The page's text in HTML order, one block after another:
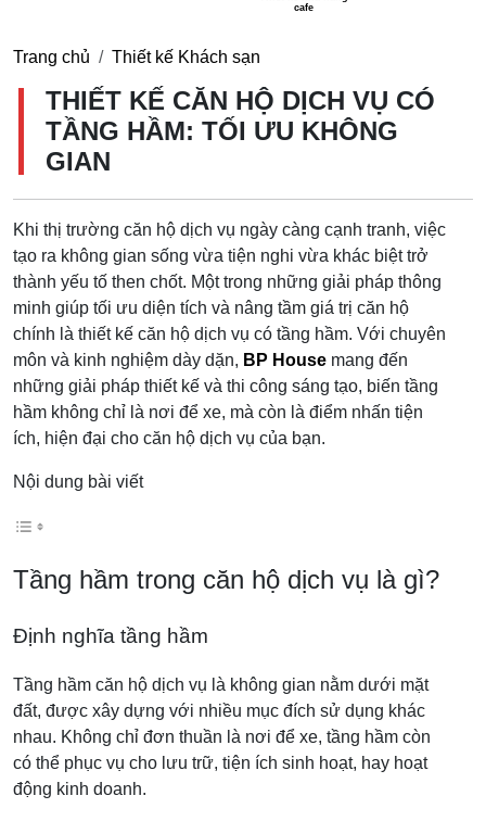
cafe
Trang chủ Thiết kế Khách sạn
THIẾT KẾ CĂN HỘ DỊCH VỤ CÓ
TẦNG HẦM: TỐI ƯU KHÔNG
GIAN
Khi thị trường căn hộ dịch vụ ngày càng cạnh tranh, việc
tạo ra không gian sống vừa tiện nghi vừa khác biệt trở
thành yếu tố then chốt. Một trong những giải pháp thông
minh giúp tối ưu diện tích và nâng tầm giá trị căn hộ
chính là thiết kế căn hộ dịch vụ có tầng hầm. Với chuyên
môn và kinh nghiệm dày dặn, BP House mang đến
những giải pháp thiết kế và thi công sáng tạo, biến tầng
hầm không chỉ là nơi để xe, mà còn là điểm nhấn tiện
ích, hiện đại cho căn hộ dịch vụ của bạn.
Nội dung bài viết
Tầng hầm trong căn hộ dịch vụ là gì?
Định nghĩa tầng hầm
Tầng hầm căn hộ dịch vụ là không gian nằm dưới mặt
đất, được xây dựng với nhiều mục đích sử dụng khác
nhau. Không chỉ đơn thuần là nơi để xe, tầng hầm còn
có thể phục vụ cho lưu trữ, tiện ích sinh hoạt, hay hoạt
động kinh doanh.